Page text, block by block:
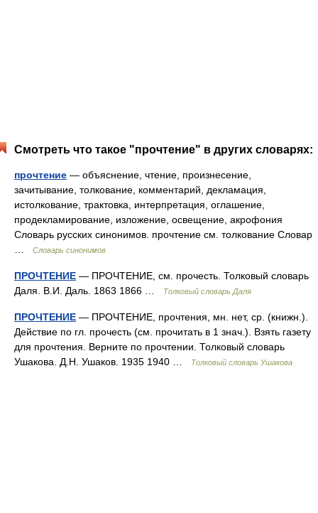
Смотреть что такое "прочтение" в других словарях:
прочтение — объяснение, чтение, произнесение,
зачитывание, толкование, комментарий, декламация,
истолкование, трактовка, интерпретация, оглашение,
продекламирование, изложение, освещение, акрофония
Словарь русских синонимов. прочтение см. толкование Словар
Словарь синонимов
ПРОЧТЕНИЕ — ПРОЧТЕНИЕ, см. прочесть. Толковый словарь
Даля. В.И. Даль. 1863 1866 …
Толковый словарь Даля
ПРОЧТЕНИЕ — ПРОЧТЕНИЕ, прочтения, мн. нет, ср. (книжн.).
Действие по гл. прочесть (см. прочитать в 1 знач.). Взять газету
для прочтения. Верните по прочтении. Толковый словарь
Ушакова. Д.Н. Ушаков. 1935 1940 …
Толковый словарь Ушакова